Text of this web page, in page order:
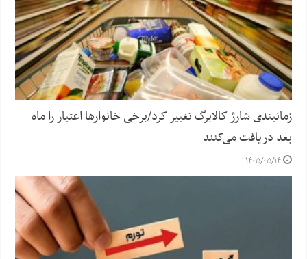
زمانبندی شارژ کالابرگ تغییر کرد/برخی خانوارها اعتبار را ماه
بعد دریافت می‌کنند
۱۴۰۵/۰۵/۱۴